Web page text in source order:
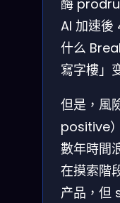
酶
AI 加速後
什么
寫字樓」
但是，風
positive
數年時間
在摸索階
产品，但